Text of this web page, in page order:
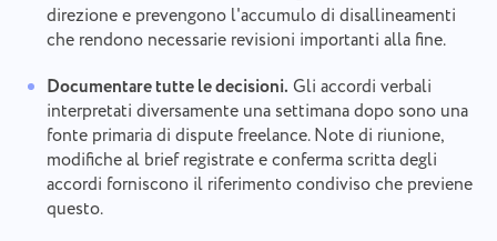
direzione e prevengono l'accumulo di disallineamenti
che rendono necessarie revisioni importanti alla fine.
Documentare tutte le decisioni. Gli accordi verbali
interpretati diversamente una settimana dopo sono una
fonte primaria di dispute freelance. Note di riunione,
modifiche al brief registrate e conferma scritta degli
accordi forniscono il riferimento condiviso che previene
questo.